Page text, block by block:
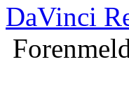
DaVinci